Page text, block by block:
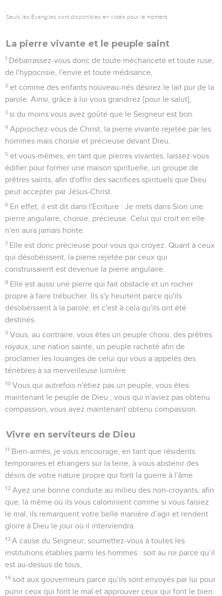
Seuls les Évangiles sont disponibles en vidéo pour le moment.
La pierre vivante et le peuple saint
1 Débarrassez-vous donc de toute méchanceté et toute ruse,
de l'hypocrisie, l'envie et toute médisance,
2 et comme des enfants nouveau-nés désirez le lait pur de la
parole. Ainsi, grâce à lui vous grandirez [pour le salut],
3 si du moins vous avez goûté que le Seigneur est bon.
4 Approchez-vous de Christ, la pierre vivante rejetée par les
hommes mais choisie et précieuse devant Dieu,
5 et vous-mêmes, en tant que pierres vivantes, laissez-vous
édifier pour former une maison spirituelle, un groupe de
prêtres saints, afin d'offrir des sacrifices spirituels que Dieu
peut accepter par Jésus-Christ.
6 En effet, il est dit dans l'Ecriture : Je mets dans Sion une
pierre angulaire, choisie, précieuse. Celui qui croit en elle
n'en aura jamais honte.
7 Elle est donc précieuse pour vous qui croyez. Quant à ceux
qui désobéissent, la pierre rejetée par ceux qui
construisaient est devenue la pierre angulaire.
8 Elle est aussi une pierre qui fait obstacle et un rocher
propre à faire trébucher. Ils s'y heurtent parce qu'ils
désobéissent à la parole, et c'est à cela qu'ils ont été
destinés.
9 Vous, au contraire, vous êtes un peuple choisi, des prêtres
royaux, une nation sainte, un peuple racheté afin de
proclamer les louanges de celui qui vous a appelés des
ténèbres à sa merveilleuse lumière.
10 Vous qui autrefois n'étiez pas un peuple, vous êtes
maintenant le peuple de Dieu ; vous qui n'aviez pas obtenu
compassion, vous avez maintenant obtenu compassion.
Vivre en serviteurs de Dieu
11 Bien-aimés, je vous encourage, en tant que résidents
temporaires et étrangers sur la terre, à vous abstenir des
désirs de votre nature propre qui font la guerre à l'âme.
12 Ayez une bonne conduite au milieu des non-croyants, afin
que, là même où ils vous calomnient comme si vous faisiez
le mal, ils remarquent votre belle manière d’agir et rendent
gloire à Dieu le jour où il interviendra.
13 A cause du Seigneur, soumettez-vous à toutes les
institutions établies parmi les hommes : soit au roi parce qu’il
est au-dessus de tous,
14 soit aux gouverneurs parce qu’ils sont envoyés par lui pour
punir ceux qui font le mal et approuver ceux qui font le bien.